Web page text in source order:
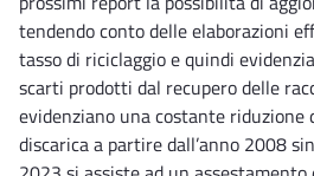
tendendo conto delle elaborazioni
tasso di riciclaggio e quindi
scarti prodotti dal recupero delle
evidenziano una costante riduzione
discarica a partire dall’anno 2008